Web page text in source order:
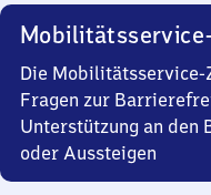
Die
Fragen zur
Unterstützung an den
oder Aussteigen